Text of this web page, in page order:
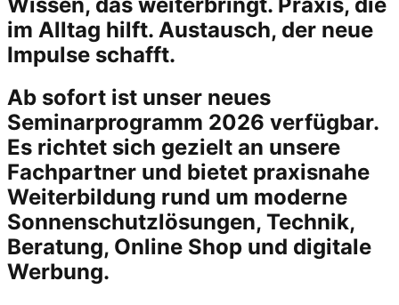
Wissen, das weiterbringt. Praxis, die
im Alltag hilft. Austausch, der neue
Impulse schafft.
Ab sofort ist unser neues
Seminarprogramm 2026 verfügbar.
Es richtet sich gezielt an unsere
Fachpartner und bietet praxisnahe
Weiterbildung rund um moderne
Sonnenschutzlösungen, Technik,
Beratung, Online Shop und digitale
Werbung.